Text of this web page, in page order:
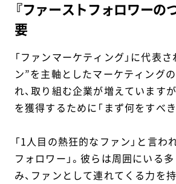
『ファーストフォロワーの
要
「ファンマーケティング」に代表
ン”を主軸としたマーケティング
れ、取り組む企業が増えています
を獲得するために「まず何をすべき
「1人目の熱狂的なファン」と言わ
フォロワー」。彼らは周囲にいる
み、ファンとして連れてくる力を